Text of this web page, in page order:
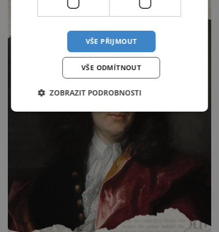
VŠE PŘIJMOUT
VŠE ODMÍTNOUT
ZOBRAZIT PODROBNOSTI